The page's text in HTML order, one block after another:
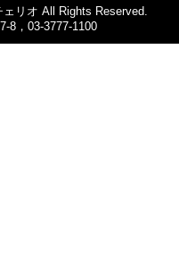
リオ All Rights Reserved.
8，03-3777-1100